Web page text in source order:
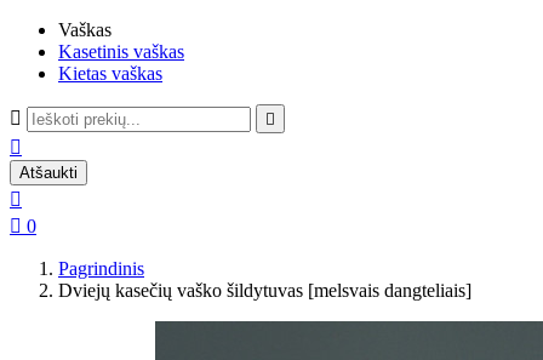
Vaškas
Kasetinis vaškas
Kietas vaškas
 

Atšaukti

 0
Pagrindinis
Dviejų kasečių vaško šildytuvas [melsvais dangteliais]